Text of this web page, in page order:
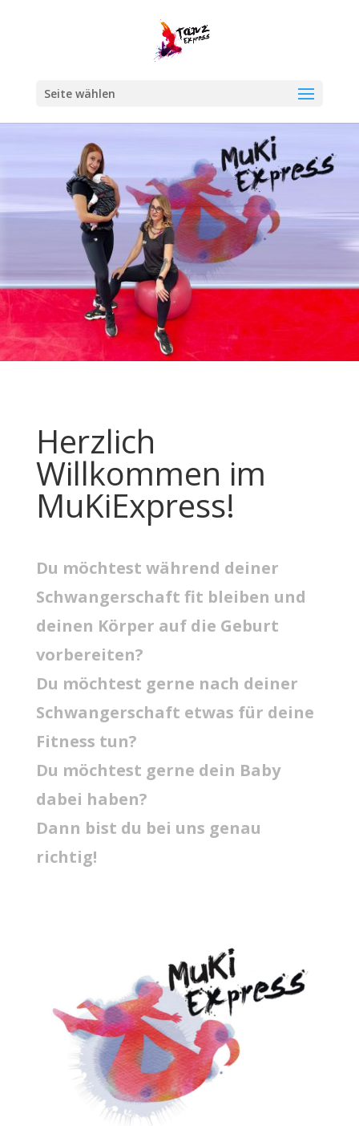
Seite wählen
Herzlich
Willkommen im
MuKiExpress!
Du möchtest während deiner
Schwangerschaft fit bleiben und
deinen Körper auf die Geburt
vorbereiten?
Du möchtest gerne nach deiner
Schwangerschaft etwas für deine
Fitness tun?
Du möchtest gerne dein Baby
dabei haben?
Dann bist du bei uns genau
richtig!